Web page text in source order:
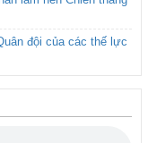
đội của các thế lực